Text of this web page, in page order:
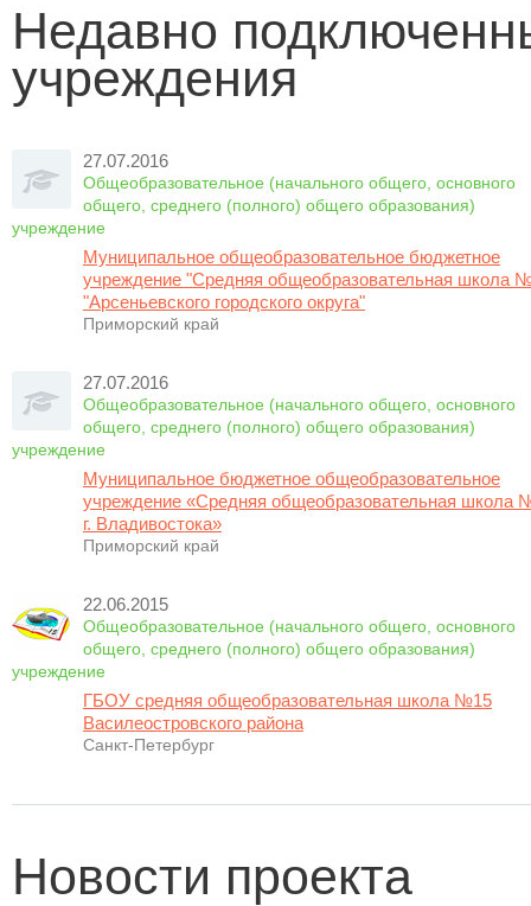
Недавно
учреждения
27.07.2016
Общеобразовательное (начального общего, основного
общего, среднего (полного) общего образования)
учреждение
Муниципальное общеобразовательное бюджетное
учреждение "Средняя общеобразовательная школа
"Арсеньевского городского округа"
Приморский край
27.07.2016
Общеобразовательное (начального общего, основного
общего, среднего (полного) общего образования)
учреждение
Муниципальное бюджетное общеобразовательное
учреждение «Средняя общеобразовательная школа
г. Владивостока»
Приморский край
22.06.2015
Общеобразовательное (начального общего, основного
общего, среднего (полного) общего образования)
учреждение
ГБОУ средняя общеобразовательная школа №15
Василеостровского района
Санкт-Петербург
Новости проекта